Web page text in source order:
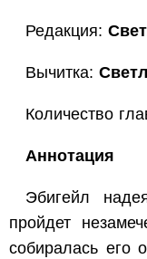
Редакция:
Вычитка:
Количество
Аннотация
Эбигейл
пройдет
собиралась его